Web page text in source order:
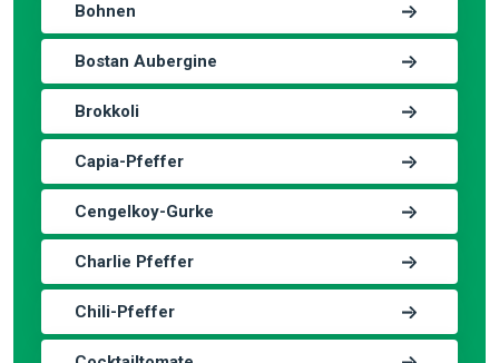
Bohnen
Bostan Aubergine
Brokkoli
Capia-Pfeffer
Cengelkoy-Gurke
Charlie Pfeffer
Chili-Pfeffer